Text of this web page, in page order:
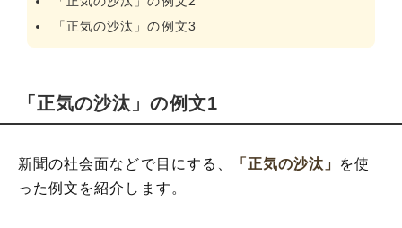
「正気の沙汰」の例文3
「正気の沙汰」の例文1
新聞の社会面などで目にする、 「正気の沙汰」 を使
った例文を紹介します。